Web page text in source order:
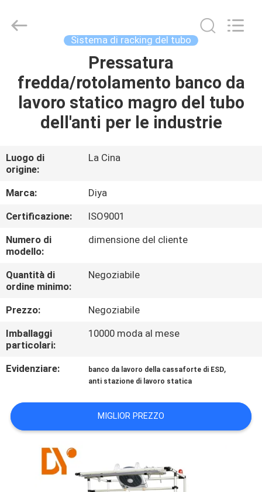
PRODOTTI
NOI
GIRO
DELLA
FABBRICA
CONTROLLO
DI
QUALITÀ
CONTATTICI
CASI
RICHIEDA
UNA
Equipment
Sistema di racking del tubo
Pressatura
fredda/rotolamento banco da
lavoro statico magro del tubo
dell'anti per le industrie
Luogo di
origine:
La Cina
Marca:
Diya
Certificazione:
ISO9001
Numero di
modello:
dimensione del cliente
Quantità di
ordine minimo:
Negoziabile
Prezzo:
Negoziabile
Imballaggi
particolari:
10000 moda al mese
Evidenziare: banco da lavoro della cassaforte di ESD,
anti stazione di lavoro statica
MIGLIOR PREZZO